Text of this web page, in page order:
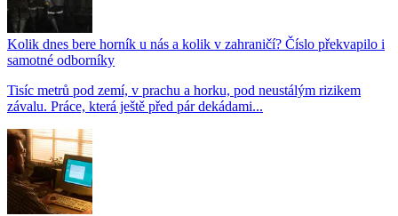
Kolik dnes bere horník u nás a kolik v zahraničí? Číslo překvapilo i
samotné odborníky
Tisíc metrů pod zemí, v prachu a horku, pod neustálým rizikem
závalu. Práce, která ještě před pár dekádami...